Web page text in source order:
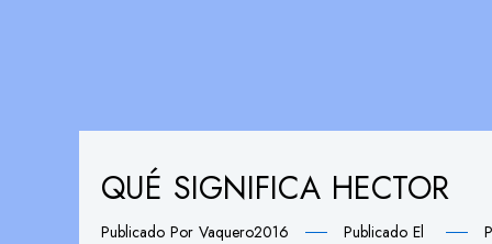
QUÉ SIGNIFICA HECTOR
Publicado Por Vaquero2016 Publicado El